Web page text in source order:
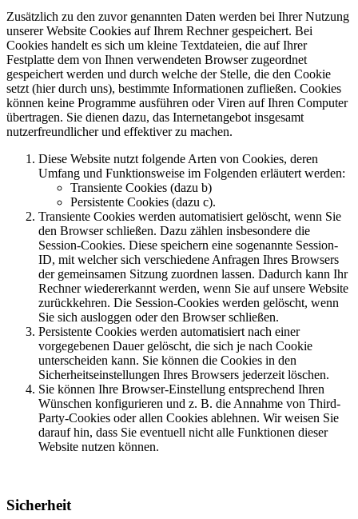
Zusätzlich zu den zuvor genannten Daten werden bei Ihrer Nutzung
unserer Website Cookies auf Ihrem Rechner gespeichert. Bei
Cookies handelt es sich um kleine Textdateien, die auf Ihrer
Festplatte dem von Ihnen verwendeten Browser zugeordnet
gespeichert werden und durch welche der Stelle, die den Cookie
setzt (hier durch uns), bestimmte Informationen zufließen. Cookies
können keine Programme ausführen oder Viren auf Ihren Computer
übertragen. Sie dienen dazu, das Internetangebot insgesamt
nutzerfreundlicher und effektiver zu machen.
Diese Website nutzt folgende Arten von Cookies, deren
Umfang und Funktionsweise im Folgenden erläutert werden:
Transiente Cookies (dazu b)
Persistente Cookies (dazu c).
Transiente Cookies werden automatisiert gelöscht, wenn Sie
den Browser schließen. Dazu zählen insbesondere die
Session-Cookies. Diese speichern eine sogenannte Session-
ID, mit welcher sich verschiedene Anfragen Ihres Browsers
der gemeinsamen Sitzung zuordnen lassen. Dadurch kann Ihr
Rechner wiedererkannt werden, wenn Sie auf unsere Website
zurückkehren. Die Session-Cookies werden gelöscht, wenn
Sie sich ausloggen oder den Browser schließen.
Persistente Cookies werden automatisiert nach einer
vorgegebenen Dauer gelöscht, die sich je nach Cookie
unterscheiden kann. Sie können die Cookies in den
Sicherheitseinstellungen Ihres Browsers jederzeit löschen.
Sie können Ihre Browser-Einstellung entsprechend Ihren
Wünschen konfigurieren und z. B. die Annahme von Third-
Party-Cookies oder allen Cookies ablehnen. Wir weisen Sie
darauf hin, dass Sie eventuell nicht alle Funktionen dieser
Website nutzen können.
Sicherheit